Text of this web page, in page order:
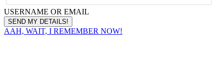
USERNAME OR EMAIL
AAH, WAIT, I REMEMBER NOW!